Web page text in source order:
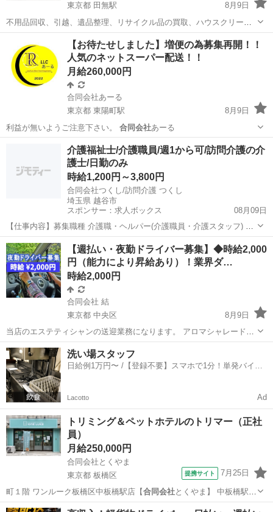
東京都 田無駅
8月9日
不用品回収、引越、遺品整理、リサイクル品の買取、ハウスクリーニ
ング、便利屋業です。 ⚪︎未経験の方も大歓迎 ⚪︎2ｔ車運転できる
方、週5以上勤務できる方、優先歓迎 ★こんな方が活躍してます。 ・
始めはバイト...
西東京市 田無駅 清掃 引越
【お待たせしました】増便の為募集再開！！
人気のネットスーパー配送！！
月給260,000円
合同会社あーる
東京都 東陽町駅
8月9日
利益が無いようご注意下さい。 合同会社あーる
東陽町駅 配送 ネットスーパー
介護福祉士/介護職員/週1から可/訪問介護の介
護士/日勤のみ
時給1,200円～3,800円
合同会社つくし/訪問介護 つくし
埼玉県 越谷市
スポンサー：求人ボックス
08月09日
【仕事内容】募集職種 介護職・ヘルパー(介護職員・介護スタッフ) パ
ート・アルバイト 仕事内容 身体介護、食事介助、入浴介助、排泄介
助、生活援助、リネン交換、利用者宅訪問、調理 給与・手当 <給与>
時給1,200〜3,800円...
アルバイト・パート
【週払い・夜勤ドライバー募集】◆時給2,000
円（能力により昇給あり）！業界ダ…
時給2,000円
合同会社 結
東京都 中央区
8月9日
当店のエステティシャンの送迎業務になります。 アロマシャレード
https://www.aroma-charade.com/ ★ 時給2,000円！業界ダントツ最高水
準の待遇です！ ★ 週払いです！ ★ 自...
東京 中央区 ドライバー
洗い場スタッフ
日給例1万円〜 /【登録不要】スマホで1分！単発バイト
Lacotto Ad
トリミング＆ペットホテルのトリマー（正社
員）
月給250,000円
合同会社とくやま
東京都 板橋区
提携サイト 7月25日
町１階 ワンルーク板橋区中板橋駅店【合同会社とくやま】 中板橋駅徒
歩4分 [職…
東京 板橋区 その他